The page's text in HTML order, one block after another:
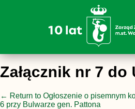
Załącznik nr 7 do
← Return to Ogłoszenie o pisemnym
6 przy Bulwarze gen. Pattona